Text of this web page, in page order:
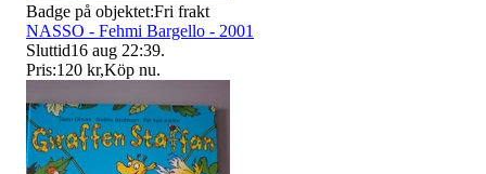
Badge på objektet:Fri frakt
NASSO - Fehmi Bargello - 2001
Sluttid16 aug 22:39.
Pris:120 kr,Köp nu.